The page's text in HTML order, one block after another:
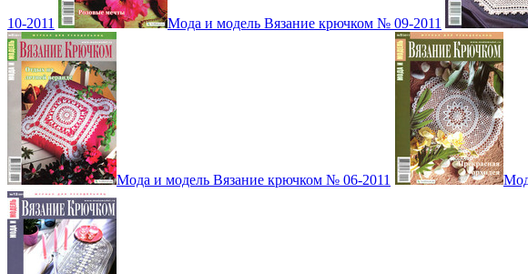
10-2011 Мода и модель Вязание крючком № 09-2011
Мода и модель Вязание крючком № 06-2011